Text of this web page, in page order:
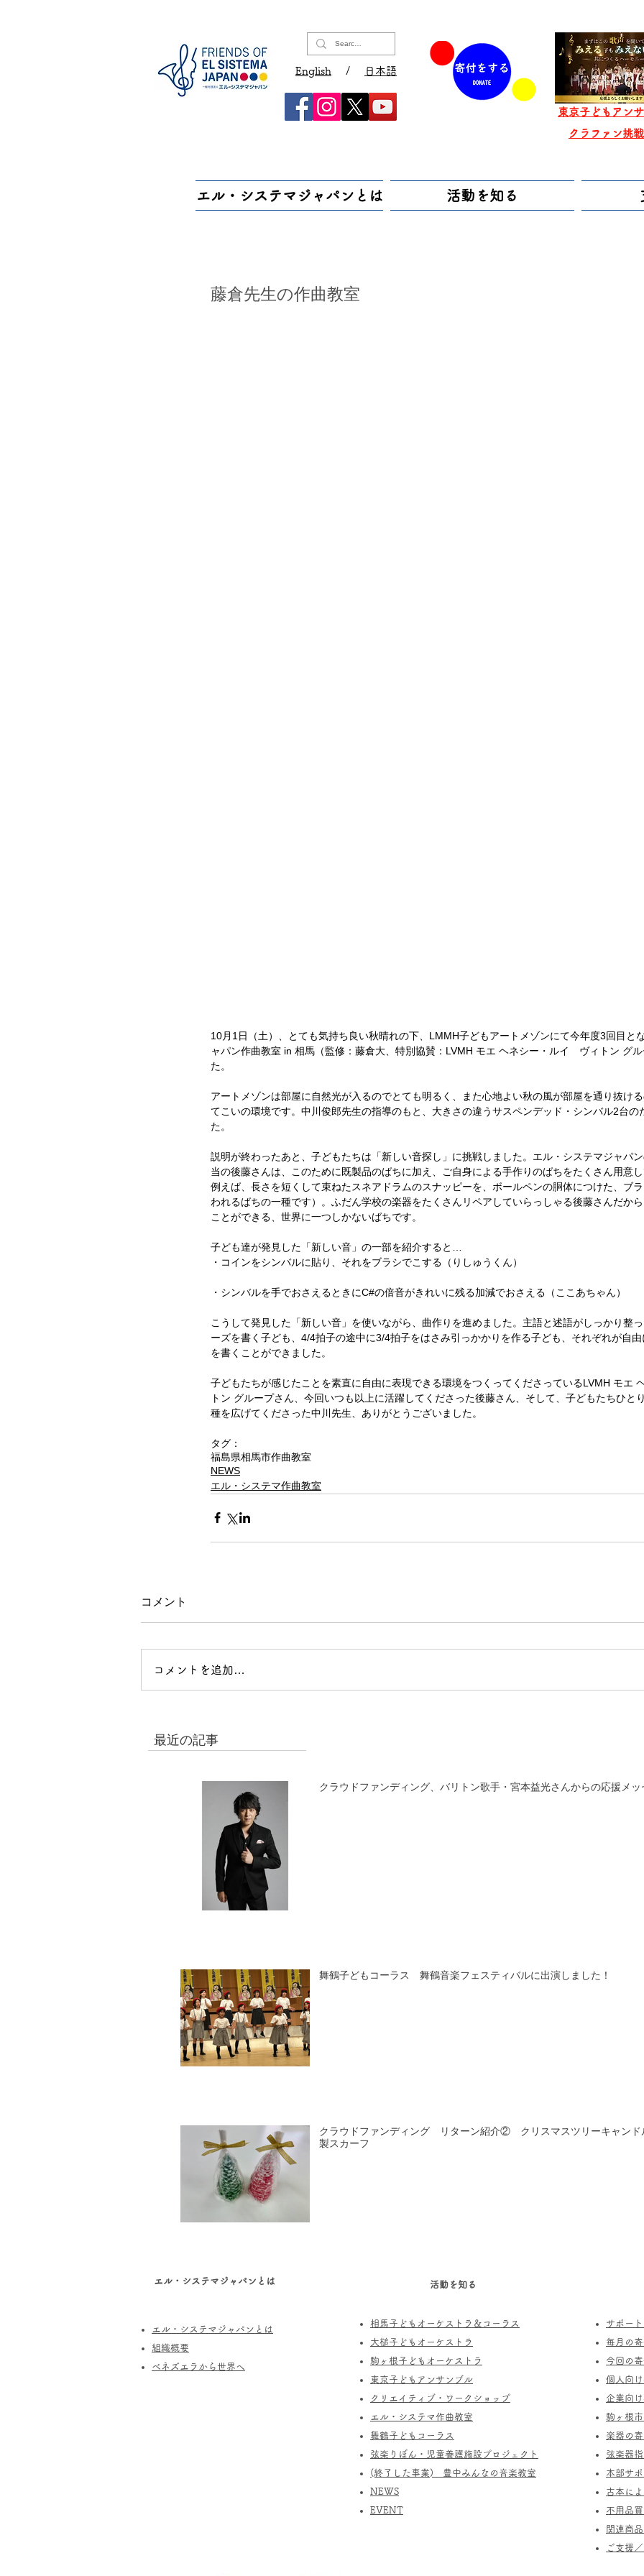
English / 日本語
東京子どもアン
クラファン挑
エル・システマジャパンとは 活動を知る
藤倉先生の作曲教室
10月1日（土）、とても気持ち良い秋晴れの下、LMMH子どもアートメゾンにて今年度3回目と
ャパン作曲教室 in 相馬（監修：藤倉大、特別協賛：LVMH モエ ヘネシー・ルイ　ヴィトン グ
た。
アートメゾンは部屋に自然光が入るのでとても明るく、また心地よい秋の風が部屋を通り抜け
てこいの環境です。中川俊郎先生の指導のもと、大きさの違うサスペンデッド・シンバル2台の
た。
説明が終わったあと、子どもたちは「新しい音探し」に挑戦しました。エル・システマジャパ
当の後藤さんは、このために既製品のばちに加え、ご自身による手作りのばちをたくさん用意
例えば、長さを短くして束ねたスネアドラムのスナッピーを、ボールペンの胴体につけた、ブ
われるばちの一種です）。ふだん学校の楽器をたくさんリペアしていらっしゃる後藤さんだか
ことができる、世界に一つしかないばちです。
子ども達が発見した「新しい音」の一部を紹介すると…
・コインをシンバルに貼り、それをブラシでこする（りしゅうくん）
・シンバルを手でおさえるときにC#の倍音がきれいに残る加減でおさえる（ここあちゃん）
こうして発見した「新しい音」を使いながら、曲作りを進めました。主語と述語がしっかり整
ーズを書く子ども、4/4拍子の途中に3/4拍子をはさみ引っかかりを作る子ども、それぞれが自
を書くことができました。
子どもたちが感じたことを素直に自由に表現できる環境をつくってくださっているLVMH モエ
トン グループさん、今回いつも以上に活躍してくださった後藤さん、そして、子どもたちひと
種を広げてくださった中川先生、ありがとうございました。
タグ：
福島県相馬市作曲教室
NEWS
エル・システマ作曲教室
コメント
コメントを追加…
最近の記事
クラウドファンディング、バリトン歌手・宮本益光さんからの応援メッ
舞鶴子どもコーラス 舞鶴音楽フェスティバルに出演しました！
クラウドファンディング リターン紹介② クリスマスツリーキャンド
製スカーフ
エル・システマジャパンとは
エル・システマジャパンとは
​組織概要
​ベネズエラから世界へ
活動を知る
相馬子どもオーケストラ＆コーラス
​大槌子どもオーケストラ
駒ヶ根子どもオーケストラ
​東京子どもアンサンブル
​クリエイティブ・ワークショップ
エル・システマ作曲教室
​舞鶴子どもコーラス
​​弦楽りぼん・児童養護施設プロジェクト
(終了した事業) ​豊中みんなの音楽教室
​NEWS
​EVENT
サポー
毎月の
今回の
個人向
企業向
駒ヶ根
楽器の
弦楽器
本部サ
古本に
不用品
関連商
ご支援